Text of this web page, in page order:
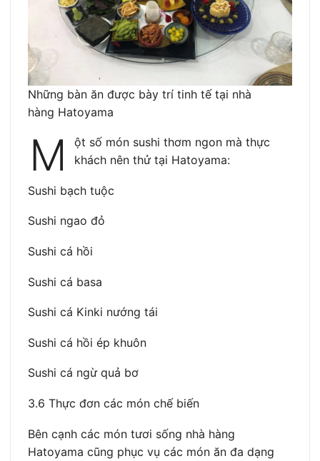
Những bàn ăn được bày trí tinh tế tại nhà
hàng Hatoyama
M
ột số món sushi thơm ngon mà thực
khách nên thử tại Hatoyama:
Sushi bạch tuộc
Sushi ngao đỏ
Sushi cá hồi
Sushi cá basa
Sushi cá Kinki nướng tái
Sushi cá hồi ép khuôn
Sushi cá ngừ quả bơ
3.6 Thực đơn các món chế biến
Bên cạnh các món tươi sống nhà hàng
Hatoyama cũng phục vụ các món ăn đa dạng